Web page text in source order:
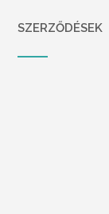
SZERZŐDÉSEK